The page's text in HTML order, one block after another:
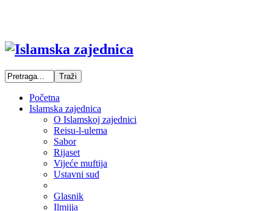
Početna
Islamska zajednica
O Islamskoj zajednici
Reisu-l-ulema
Sabor
Rijaset
Vijeće muftija
Ustavni sud
Glasnik
Ilmijja